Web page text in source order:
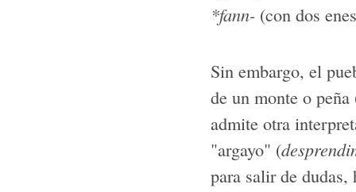
*fann- (con dos
Sin embargo, el
de un monte o
admite otra
"argayo" (
para salir de